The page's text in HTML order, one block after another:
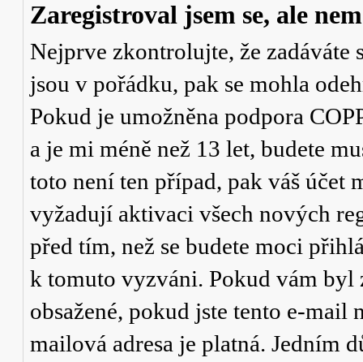
Zaregistroval jsem se, ale
Nejprve zkontrolujte, že zadáváte
jsou v pořádku, pak se mohla
Pokud je umožněna podpora
a je mi méně než 13 let, budete
toto není ten případ, pak váš účet
vyžadují aktivaci všech nových
před tím, než se budete moci
k tomuto vyzváni. Pokud vám byl
obsažené, pokud jste tento e-mail
mailová adresa je platná. Jedním